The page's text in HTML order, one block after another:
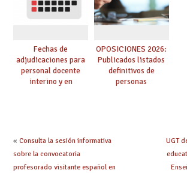
Fechas de
adjudicaciones para
personal docente
interino y en
OPOSICIONES 2026:
Publicados listados
definitivos de
personas
« Consulta la sesión informativa
sobre la convocatoria
profesorado visitante español en
UGT